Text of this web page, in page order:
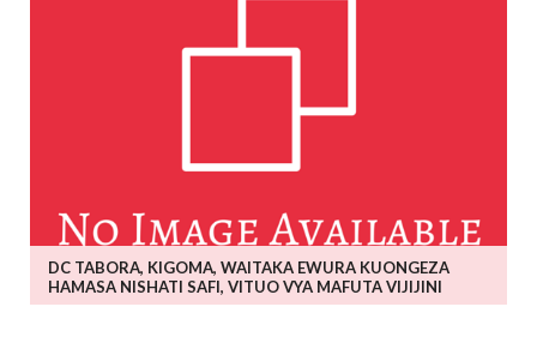
DC TABORA, KIGOMA, WAITAKA EWURA KUONGEZA
HAMASA NISHATI SAFI, VITUO VYA MAFUTA VIJIJINI